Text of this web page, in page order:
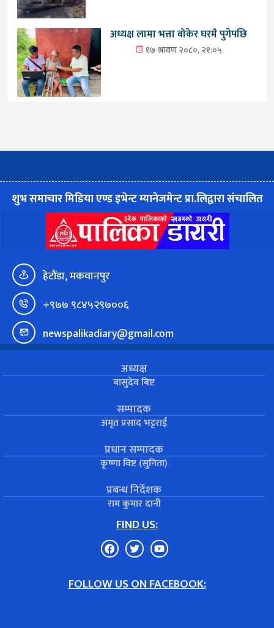
अध्यक्ष लामा भत्ता बोकेर घरमै पुगेपछि
१७ श्रावण २०८०, २१:०५
शुभ समाचार मिडिया एण्ड इभेन्ट म्यानेजमेन्ट प्रा.लिद्वारा संचालित
हेटौंडा, मकवानपुर
+९७७ ९८४५२९७००६
newspalikadiary@gmail.com
अध्यक्ष
बासुदेव बिष्ट
सम्पादक
अमृत प्रसाद भट्टराई
प्रधान सम्पादक
कृष्णा विष्ट (सुनिता)
प्रबन्ध निर्देशक
राम कुमार दानी
FIND US:
FOLLOW US ON FACEBOOK: